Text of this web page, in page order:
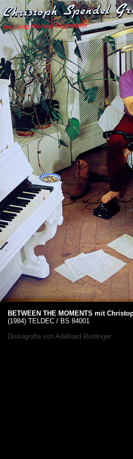
BETWEEN THE MOMENTS mit
(1984) TELDEC / BS 84001
Diskografie von Adelhard Roidinger